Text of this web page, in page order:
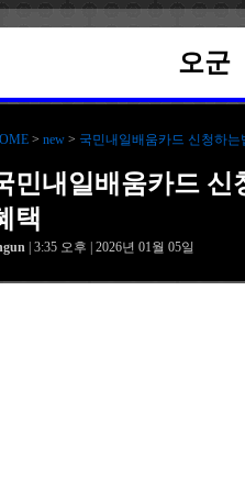
오군
> new > 국민내일배움카드 신청하는
민내일배움카드 신
택
| 3:35 오후 | 2026년 01월 05일